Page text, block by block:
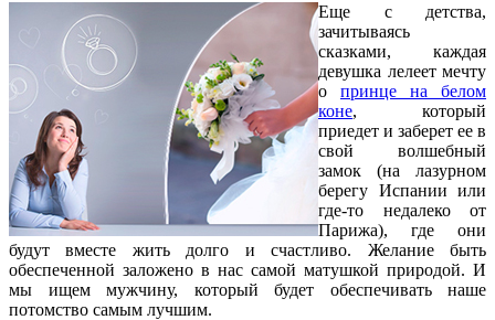
Еще c детства,
зачитываясь
сказками, каждая
девушка лелеет мечту
о принце на белом
коне, который
приедет и заберет ее в
свой волшебный
замок (на лазурном
берегу Испании или
где-то недалеко от
Парижа), где они
будут вместе жить долго и счастливо. Желание быть
обеспеченной заложено в нас самой матушкой природой. И
мы ищем мужчину, который будет обеспечивать наше
потомство самым лучшим.